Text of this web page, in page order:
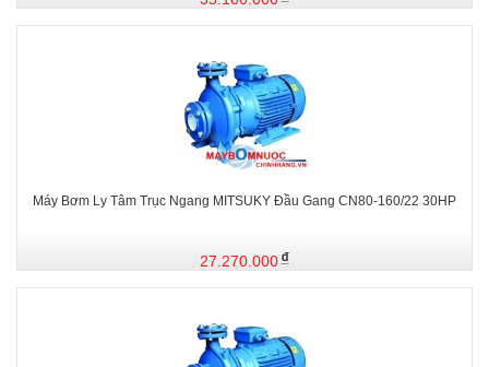
Máy Bơm Ly Tâm Trục Ngang MITSUKY Đầu Gang CN80-160/22 30HP
27.270.000